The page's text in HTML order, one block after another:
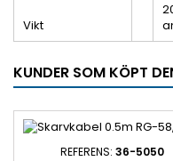
Vikt
KUNDER SOM KÖPT
REFERENS: 36-5050